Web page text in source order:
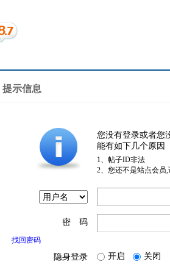
提示信息
您没有登录或者您
能有如下几个原因
1、帖子ID非法
2、您还不是站点会员
密 码
找回密码
隐身登录 开启 关闭